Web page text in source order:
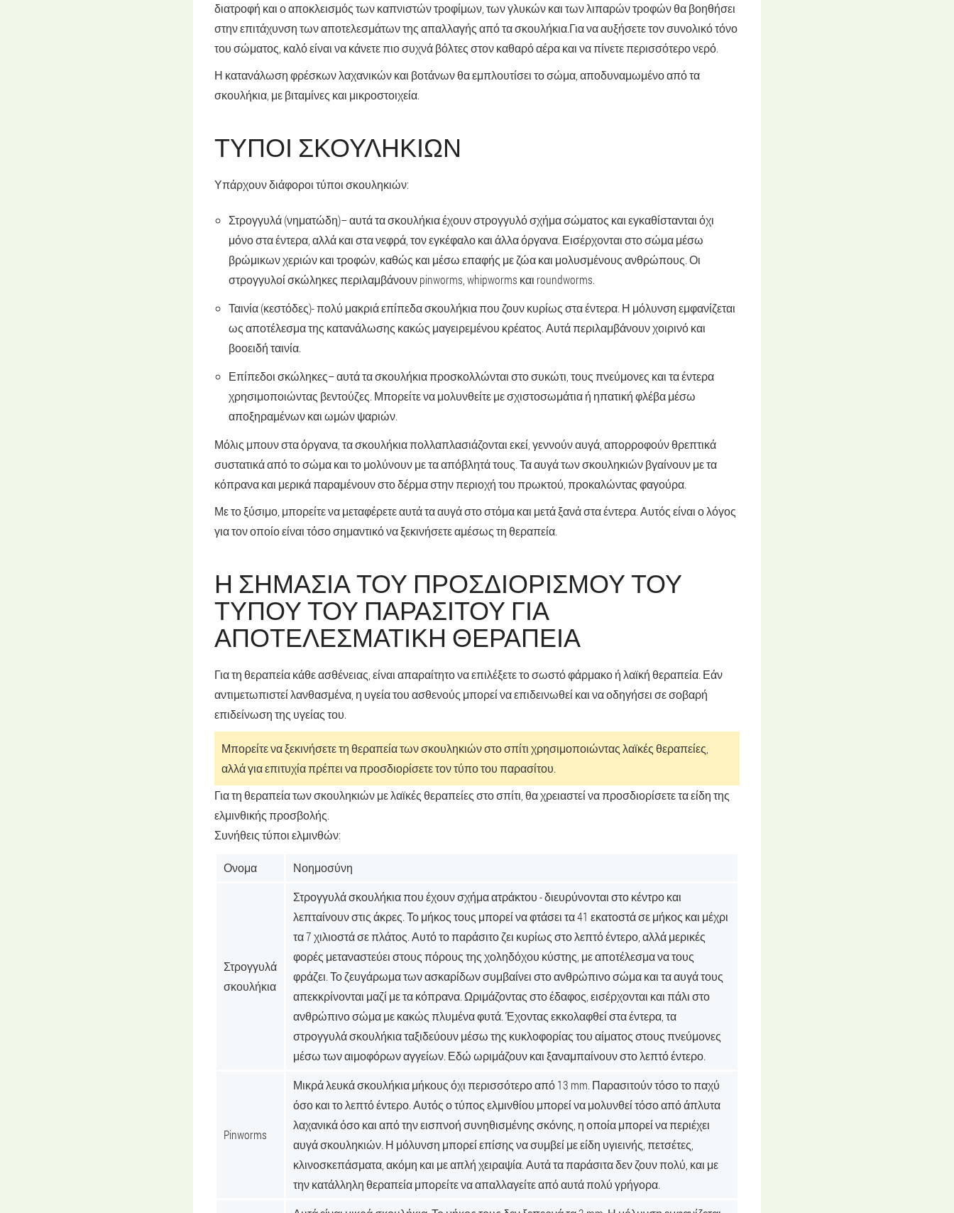
διατροφή και ο αποκλεισμός των καπνιστών τροφίμων, των γλυκών και των λιπαρών τροφών θα βοηθήσει
στην επιτάχυνση των αποτελεσμάτων της απαλλαγής από τα σκουλήκια.Για να αυξήσετε τον συνολικό τόνο
του σώματος, καλό είναι να κάνετε πιο συχνά βόλτες στον καθαρό αέρα και να πίνετε περισσότερο νερό.
Η κατανάλωση φρέσκων λαχανικών και βοτάνων θα εμπλουτίσει το σώμα, αποδυναμωμένο από τα
σκουλήκια, με βιταμίνες και μικροστοιχεία.
ΤΎΠΟΙ ΣΚΟΥΛΗΚΙΏΝ
Υπάρχουν διάφοροι τύποι σκουληκιών:
Στρογγυλά (νηματώδη)– αυτά τα σκουλήκια έχουν στρογγυλό σχήμα σώματος και εγκαθίστανται όχι
μόνο στα έντερα, αλλά και στα νεφρά, τον εγκέφαλο και άλλα όργανα. Εισέρχονται στο σώμα μέσω
βρώμικων χεριών και τροφών, καθώς και μέσω επαφής με ζώα και μολυσμένους ανθρώπους. Οι
στρογγυλοί σκώληκες περιλαμβάνουν pinworms, whipworms και roundworms.
Ταινία (κεστόδες)- πολύ μακριά επίπεδα σκουλήκια που ζουν κυρίως στα έντερα. Η μόλυνση εμφανίζεται
ως αποτέλεσμα της κατανάλωσης κακώς μαγειρεμένου κρέατος. Αυτά περιλαμβάνουν χοιρινό και
βοοειδή ταινία.
Επίπεδοι σκώληκες– αυτά τα σκουλήκια προσκολλώνται στο συκώτι, τους πνεύμονες και τα έντερα
χρησιμοποιώντας βεντούζες. Μπορείτε να μολυνθείτε με σχιστοσωμάτια ή ηπατική φλέβα μέσω
αποξηραμένων και ωμών ψαριών.
Μόλις μπουν στα όργανα, τα σκουλήκια πολλαπλασιάζονται εκεί, γεννούν αυγά, απορροφούν θρεπτικά
συστατικά από το σώμα και το μολύνουν με τα απόβλητά τους. Τα αυγά των σκουληκιών βγαίνουν με τα
κόπρανα και μερικά παραμένουν στο δέρμα στην περιοχή του πρωκτού, προκαλώντας φαγούρα.
Με το ξύσιμο, μπορείτε να μεταφέρετε αυτά τα αυγά στο στόμα και μετά ξανά στα έντερα. Αυτός είναι ο λόγος
για τον οποίο είναι τόσο σημαντικό να ξεκινήσετε αμέσως τη θεραπεία.
Η ΣΗΜΑΣΊΑ ΤΟΥ ΠΡΟΣΔΙΟΡΙΣΜΟΎ ΤΟΥ
ΤΎΠΟΥ ΤΟΥ ΠΑΡΑΣΊΤΟΥ ΓΙΑ
ΑΠΟΤΕΛΕΣΜΑΤΙΚΉ ΘΕΡΑΠΕΊΑ
Για τη θεραπεία κάθε ασθένειας, είναι απαραίτητο να επιλέξετε το σωστό φάρμακο ή λαϊκή θεραπεία. Εάν
αντιμετωπιστεί λανθασμένα, η υγεία του ασθενούς μπορεί να επιδεινωθεί και να οδηγήσει σε σοβαρή
επιδείνωση της υγείας του.
Μπορείτε να ξεκινήσετε τη θεραπεία των σκουληκιών στο σπίτι χρησιμοποιώντας λαϊκές θεραπείες,
αλλά για επιτυχία πρέπει να προσδιορίσετε τον τύπο του παρασίτου.
Για τη θεραπεία των σκουληκιών με λαϊκές θεραπείες στο σπίτι, θα χρειαστεί να προσδιορίσετε τα είδη της
ελμινθικής προσβολής.
Συνήθεις τύποι ελμινθών:
Ονομα Νοημοσύνη
Στρογγυλά
σκουλήκια
Στρογγυλά σκουλήκια που έχουν σχήμα ατράκτου - διευρύνονται στο κέντρο και
λεπταίνουν στις άκρες. Το μήκος τους μπορεί να φτάσει τα 41 εκατοστά σε μήκος και μέχρι
τα 7 χιλιοστά σε πλάτος. Αυτό το παράσιτο ζει κυρίως στο λεπτό έντερο, αλλά μερικές
φορές μεταναστεύει στους πόρους της χοληδόχου κύστης, με αποτέλεσμα να τους
φράζει. Το ζευγάρωμα των ασκαρίδων συμβαίνει στο ανθρώπινο σώμα και τα αυγά τους
απεκκρίνονται μαζί με τα κόπρανα. Ωριμάζοντας στο έδαφος, εισέρχονται και πάλι στο
ανθρώπινο σώμα με κακώς πλυμένα φυτά. Έχοντας εκκολαφθεί στα έντερα, τα
στρογγυλά σκουλήκια ταξιδεύουν μέσω της κυκλοφορίας του αίματος στους πνεύμονες
μέσω των αιμοφόρων αγγείων. Εδώ ωριμάζουν και ξαναμπαίνουν στο λεπτό έντερο.
Pinworms
Μικρά λευκά σκουλήκια μήκους όχι περισσότερο από 13 mm. Παρασιτούν τόσο το παχύ
όσο και το λεπτό έντερο. Αυτός ο τύπος ελμινθίου μπορεί να μολυνθεί τόσο από άπλυτα
λαχανικά όσο και από την εισπνοή συνηθισμένης σκόνης, η οποία μπορεί να περιέχει
αυγά σκουληκιών. Η μόλυνση μπορεί επίσης να συμβεί με είδη υγιεινής, πετσέτες,
κλινοσκεπάσματα, ακόμη και με απλή χειραψία. Αυτά τα παράσιτα δεν ζουν πολύ, και με
την κατάλληλη θεραπεία μπορείτε να απαλλαγείτε από αυτά πολύ γρήγορα.